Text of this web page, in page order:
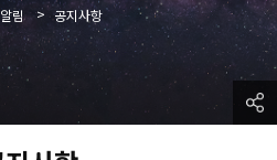
알림 > 공지사항